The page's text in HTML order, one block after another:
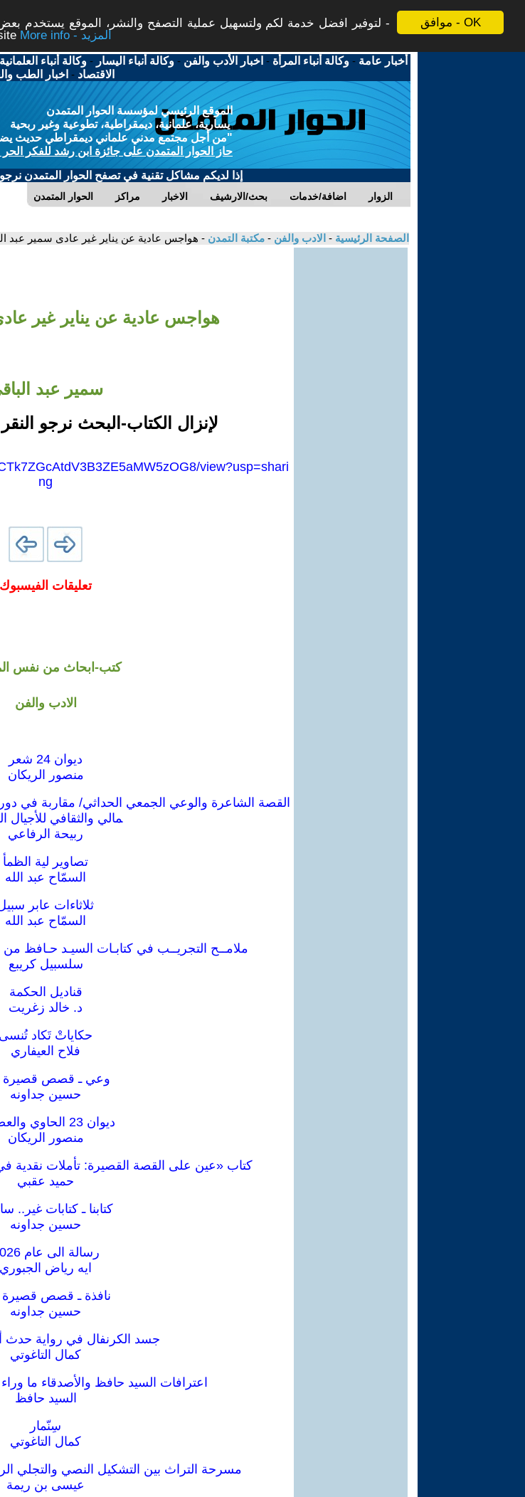
موافق - OK
لتوفير افضل خدمة لكم ولتسهيل عملية التصفح والنشر، الموقع يستخدم
More info - المزيد
أخبار عامة -وكالة أنباء المرأة - اخبار الأدب والفن -وكالة أنباء اليسار -وكالة أنباء العلمانية
الاقتصاد - اخبار الطب
الموقع الرئيسي لمؤسسة الحوار المتمدن
يسارية، علمانية، ديمقراطية، تطوعية وغير ربحية
"من أجل مجتمع مدني علماني ديمقراطي حديث يضمن
حاز الحوار المتمدن على جائزة ابن رشد للفكر الحر
إذا لديكم مشاكل تقنية في تصفح الحوار المتمدن نرجو
الحوار المتمدن مراكز الاخبار بحث/الارشيف اضافة/خدمات الزوار
الصفحة الرئيسية - الادب والفن - مكتبة التمدن - هواجس عادية عن يناير غير عادى سمير عبد
هواجس عادية عن يناير غير
سمير عبد
لإنزال الكتاب-البحث نرجو
view?usp=shari
ng
تعليقات الفيسبوك
كتب-ابحاث من نفس
الادب والفن
ديوان 24 شعر
منصور الريكان
القصة الشاعرة والوعي الجمعي الحداثي/ مقاربة في
مالي والثقافي للأجيال
ربيحة الرفاعي
تصاوير لية الظمأ
السمّاح عبد الله
ثلاثاءات عابر
السمّاح عبد الله
ملامــح التجريــب في كتابـات السيـد حـافظ
سلسبيل كريبع
قناديل الحكمة
د. خالد زغريت
حكاياتْ تَكاد تُنسى
فلاح العيفاري
وعي ـ قصص قصيرة
حسين جداونه
ديوان 23 الحاوي والعصفور
منصور الريكان
كتاب «عين على القصة القصيرة: تأملات
حميد عقبي
كتابنا ـ كتابات غير..
حسين جداونه
رسالة الى عام 3026
ايه رياض الجبوري
نافذة ـ قصص قصيرة
حسين جداونه
جسد الكرنفال في رواية حدث
كمال التاغوتي
اعترافات السيد حافظ والأصدقاء ما
السيد حافظ
سِنّمار
كمال التاغوتي
مسرحة التراث بين التشكيل النصي والتجلي
عيسى بن ريمة